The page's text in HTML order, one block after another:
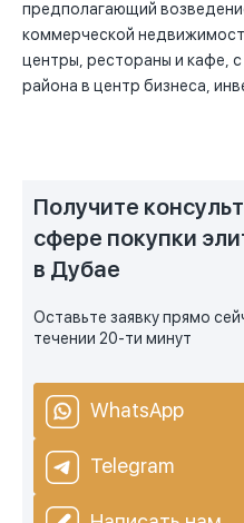
предполагающий
коммерческой
центры, рестораны и кафе,
района в центр бизнеса,
Получите
сфере покупки
в Дубае
Оставьте заявку прямо
течении 20-ти минут
WhatsApp
Telegram